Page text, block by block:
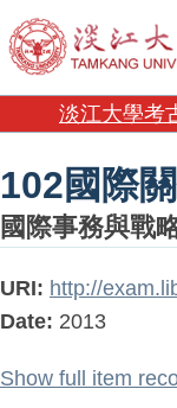
102國際
淡江大學考
102國際
國際事務與戰
URI: http://
Date: 2013
Show full item